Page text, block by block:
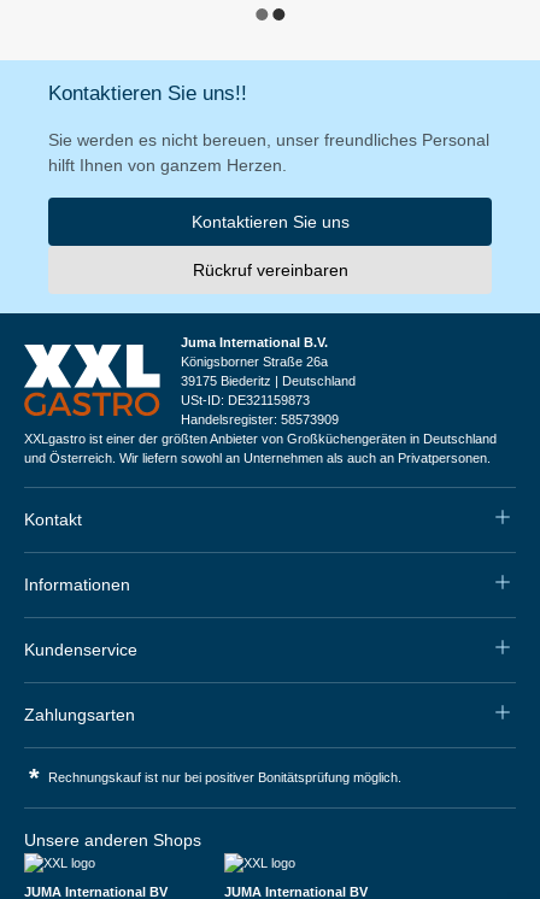
Kontaktieren Sie uns!!
Sie werden es nicht bereuen, unser freundliches Personal
hilft Ihnen von ganzem Herzen.
Kontaktieren Sie uns
Rückruf vereinbaren
Juma International B.V.
Königsborner Straße 26a
39175 Biederitz | Deutschland
USt-ID: DE321159873
Handelsregister: 58573909
XXLgastro ist einer der größten Anbieter von Großküchengeräten in Deutschland
und Österreich. Wir liefern sowohl an Unternehmen als auch an Privatpersonen.
Kontakt
Informationen
Kundenservice
Zahlungsarten
* Rechnungskauf ist nur bei positiver Bonitätsprüfung möglich.
Unsere anderen Shops
JUMA International BV JUMA International BV